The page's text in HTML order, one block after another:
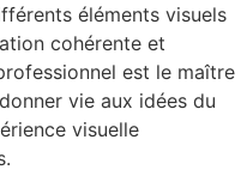
éléments visuels
cohérente et
est le maître
vie aux idées du
visuelle